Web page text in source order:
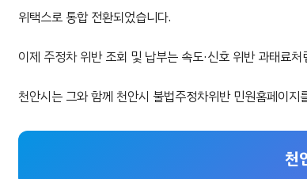
위택스로 통합 전환되었습니다.
이제 주정차 위반 조회 및 납부는 속도·신호 위반 과태료
천안시는 그와 함께 천안시 불법주정차위반 민원홈페이
천